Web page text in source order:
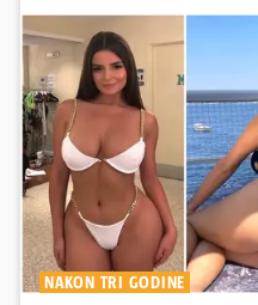
NAKON TRI GODINE